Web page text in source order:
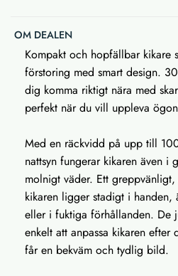
OM DEALEN
Kompakt och hopfällbar kikare
förstoring med smart design.
dig komma riktigt nära med
perfekt när du vill uppleva
Med en räckvidd på upp till
nattsyn fungerar kikaren även i
molnigt väder. Ett
kikaren ligger stadigt i handen,
eller i fuktiga förhållanden. De
enkelt att anpassa kikaren
får en bekväm och tydlig bild.